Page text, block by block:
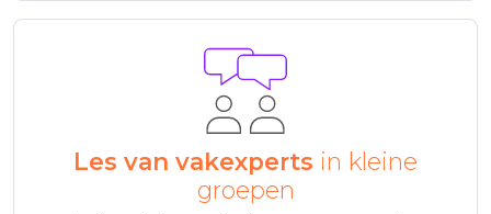
Les van vakexperts in kleine
groepen